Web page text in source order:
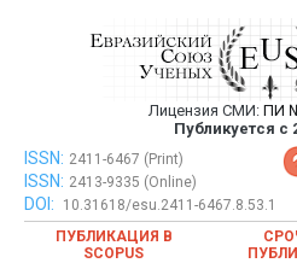
Евразийский
публикация
ежемесячном
Лицензия СМИ: ПИ
Публикуется с
Евразийский Союз Ученых —
ежемесячном
ISSN: 2411-6467 (Print)
ISSN: 2413-9335 (Online)
DOI:
10.31618/esu.2411-6467.8.53.1
ПУБЛИКАЦИЯ В
SCOPUS